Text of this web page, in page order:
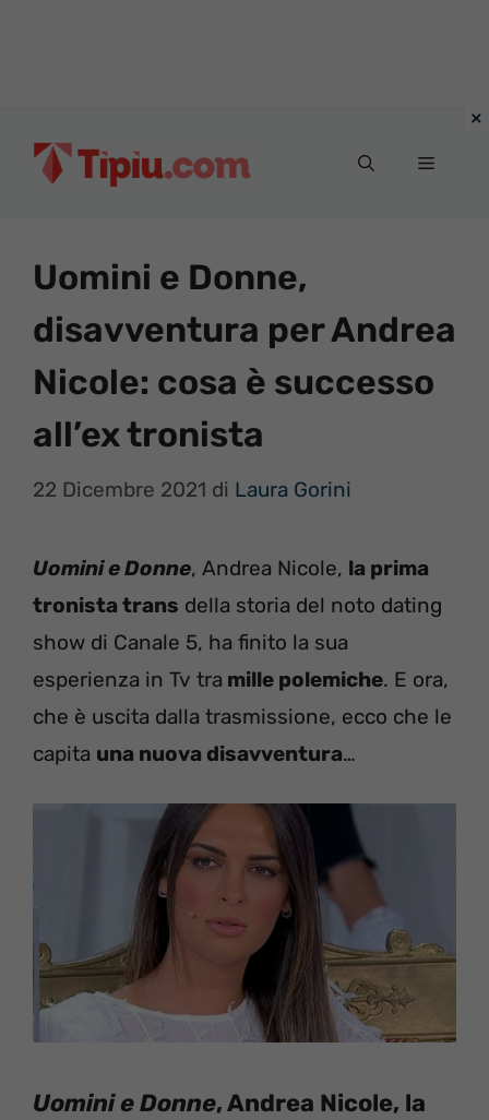
Menu
Uomini e Donne,
disavventura per Andrea
Nicole: cosa è successo
all’ex tronista
22 Dicembre 2021 di Laura Gorini
Uomini e Donne, Andrea Nicole, la prima
tronista trans della storia del noto dating
show di Canale 5, ha finito la sua
esperienza in Tv tra mille polemiche. E ora,
che è uscita dalla trasmissione, ecco che le
capita una nuova disavventura…
Uomini e Donne, Andrea Nicole, la